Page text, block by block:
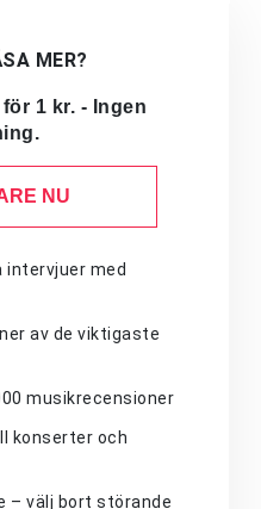
MER?
1 kr. - Ingen
NU
intervjuer med
av de viktigaste
musikrecensioner
konserter och
– välj bort störande